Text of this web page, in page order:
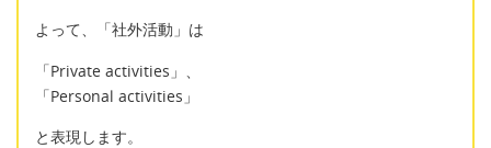
よって、「社外活動」は
「Private activities」、
「Personal activities」
と表現します。